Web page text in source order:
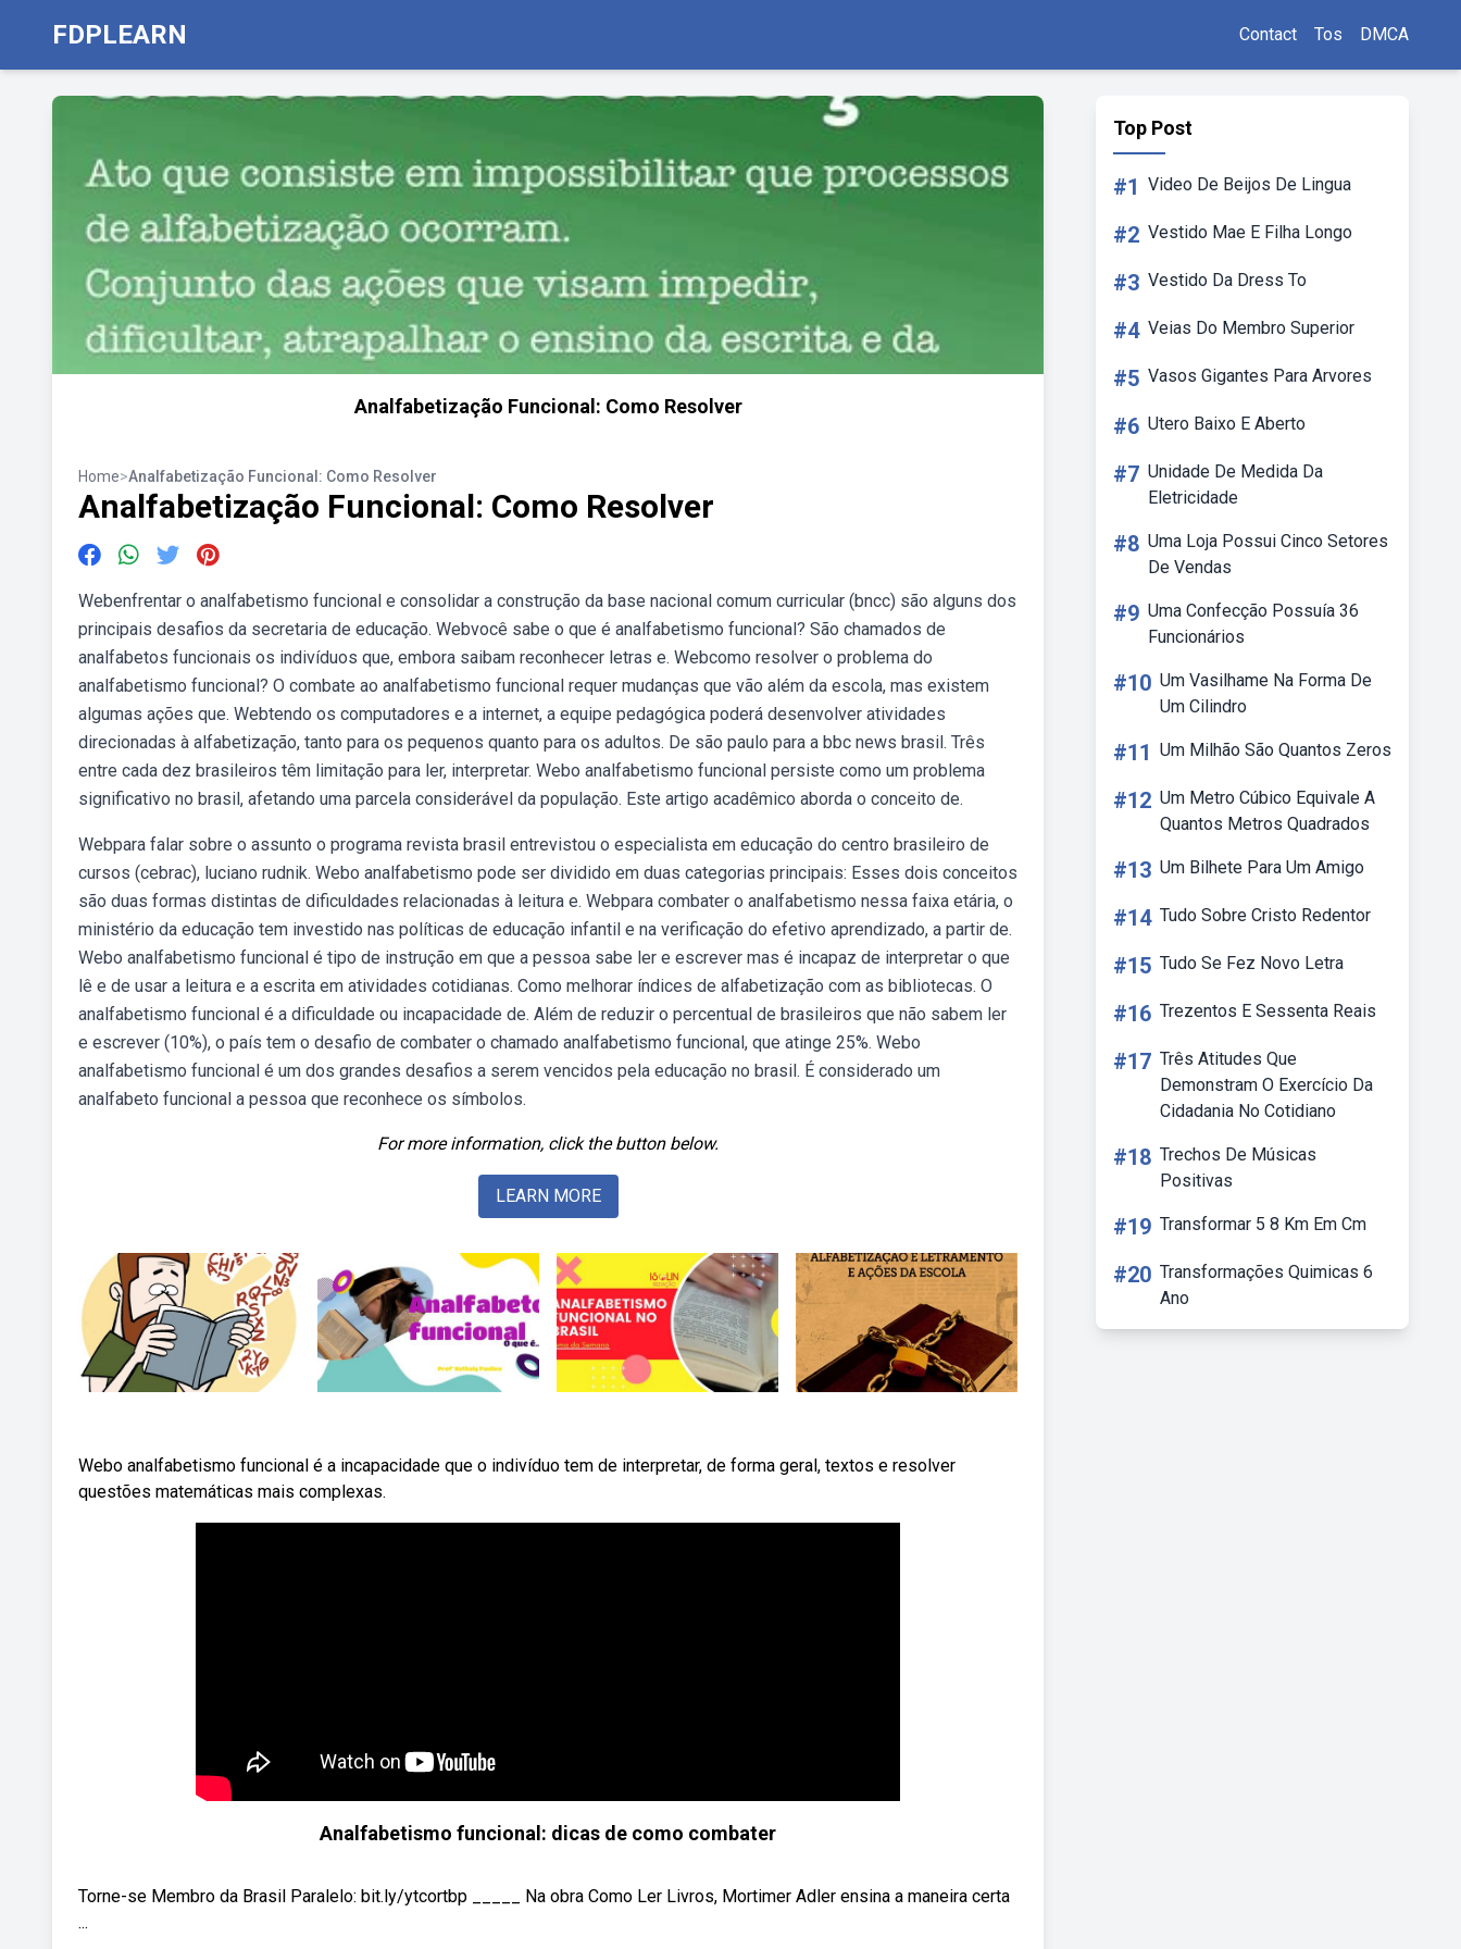
FDPLEARN Contact Tos DMCA
Analfabetização Funcional: Como Resolver
Home>Analfabetização Funcional: Como Resolver
Analfabetização Funcional: Como Resolver
Webenfrentar o analfabetismo funcional e consolidar a construção da base nacional comum curricular (bncc) são alguns dos
principais desafios da secretaria de educação. Webvocê sabe o que é analfabetismo funcional? São chamados de
analfabetos funcionais os indivíduos que, embora saibam reconhecer letras e. Webcomo resolver o problema do
analfabetismo funcional? O combate ao analfabetismo funcional requer mudanças que vão além da escola, mas existem
algumas ações que. Webtendo os computadores e a internet, a equipe pedagógica poderá desenvolver atividades
direcionadas à alfabetização, tanto para os pequenos quanto para os adultos. De são paulo para a bbc news brasil. Três
entre cada dez brasileiros têm limitação para ler, interpretar. Webo analfabetismo funcional persiste como um problema
significativo no brasil, afetando uma parcela considerável da população. Este artigo acadêmico aborda o conceito de.
Webpara falar sobre o assunto o programa revista brasil entrevistou o especialista em educação do centro brasileiro de
cursos (cebrac), luciano rudnik. Webo analfabetismo pode ser dividido em duas categorias principais: Esses dois conceitos
são duas formas distintas de dificuldades relacionadas à leitura e. Webpara combater o analfabetismo nessa faixa etária, o
ministério da educação tem investido nas políticas de educação infantil e na verificação do efetivo aprendizado, a partir de.
Webo analfabetismo funcional é tipo de instrução em que a pessoa sabe ler e escrever mas é incapaz de interpretar o que
lê e de usar a leitura e a escrita em atividades cotidianas. Como melhorar índices de alfabetização com as bibliotecas. O
analfabetismo funcional é a dificuldade ou incapacidade de. Além de reduzir o percentual de brasileiros que não sabem ler
e escrever (10%), o país tem o desafio de combater o chamado analfabetismo funcional, que atinge 25%. Webo
analfabetismo funcional é um dos grandes desafios a serem vencidos pela educação no brasil. É considerado um
analfabeto funcional a pessoa que reconhece os símbolos.
For more information, click the button below.
LEARN MORE
Webo analfabetismo funcional é a incapacidade que o indivíduo tem de interpretar, de forma geral, textos e resolver
questões matemáticas mais complexas.
Analfabetismo funcional: dicas de como combater
Torne-se Membro da Brasil Paralelo: bit.ly/ytcortbp _____ Na obra Como Ler Livros, Mortimer Adler ensina a maneira certa
...
Top Post
#1 Video De Beijos De Lingua
#2 Vestido Mae E Filha Longo
#3 Vestido Da Dress To
#4 Veias Do Membro Superior
#5 Vasos Gigantes Para Arvores
#6 Utero Baixo E Aberto
#7 Unidade De Medida Da
Eletricidade
#8 Uma Loja Possui Cinco Setores
De Vendas
#9 Uma Confecção Possuía 36
Funcionários
#10 Um Vasilhame Na Forma De
Um Cilindro
#11 Um Milhão São Quantos Zeros
#12 Um Metro Cúbico Equivale A
Quantos Metros Quadrados
#13 Um Bilhete Para Um Amigo
#14 Tudo Sobre Cristo Redentor
#15 Tudo Se Fez Novo Letra
#16 Trezentos E Sessenta Reais
#17 Três Atitudes Que
Demonstram O Exercício Da
Cidadania No Cotidiano
#18 Trechos De Músicas
Positivas
#19 Transformar 5 8 Km Em Cm
#20 Transformações Quimicas 6
Ano